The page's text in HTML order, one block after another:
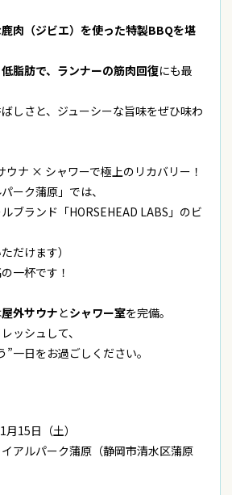
肉（ジビエ）を使った特製BBQを堪
脂肪で、ランナーの筋肉回復にも最
しさと、ジューシーな旨味をぜひ味わ
ナ × シャワーで極上のリカバリー！
ーク蒲原」では、
ブランド「HORSEHEAD LABS」のビ
だけます）
一杯です！
屋外サウナとシャワー室を完備。
ッシュして、
一日をお過ごしください。
月15日（土）
イアルパーク蒲原（静岡市清水区蒲原